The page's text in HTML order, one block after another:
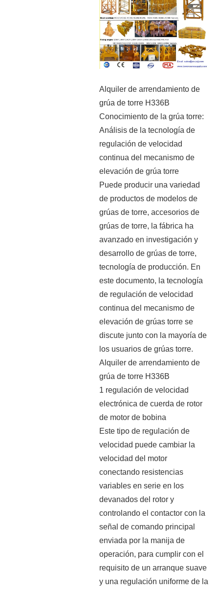
Alquiler de arrendamiento de
grúa de torre H336B
Conocimiento de la grúa torre:
Análisis de la tecnología de
regulación de velocidad
continua del mecanismo de
elevación de grúa torre
Puede producir una variedad
de productos de modelos de
grúas de torre, accesorios de
grúas de torre, la fábrica ha
avanzado en investigación y
desarrollo de grúas de torre,
tecnología de producción. En
este documento, la tecnología
de regulación de velocidad
continua del mecanismo de
elevación de grúas torre se
discute junto con la mayoría de
los usuarios de grúas torre.
Alquiler de arrendamiento de
grúa de torre H336B
1 regulación de velocidad
electrónica de cuerda de rotor
de motor de bobina
Este tipo de regulación de
velocidad puede cambiar la
velocidad del motor
conectando resistencias
variables en serie en los
devanados del rotor y
controlando el contactor con la
señal de comando principal
enviada por la manija de
operación, para cumplir con el
requisito de un arranque suave
y una regulación uniforme de la